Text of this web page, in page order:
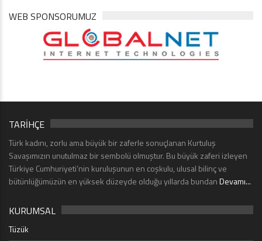
WEB SPONSORUMUZ
TARİHÇE
Türk kadını, zorlu ama büyük bir zaferle sonuçlanan Kurtuluş
Savaşımızın unutulmaz bir sembolü olmuştur. Bu büyük zaferi izleyen
Türkiye Cumhuriyeti’nin kuruluşunun en coşkulu, ulusal bilinç ve
bütünlüğümüzün en yüksek düzeyde olduğu yıllarda bundanDevamı...
KURUMSAL
Tüzük